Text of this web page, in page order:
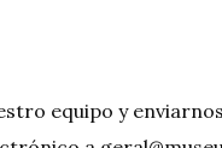
equipo y